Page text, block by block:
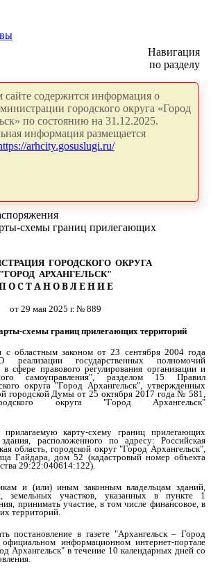
Навигация
по разделу
содержится информация о
городского округа «Город
по состоянию на 31.12.2025.
информация размещается
arhcity.gosuslugi.ru/
схемы границ прилегающих
ГОРОДСКОГО ОКРУГА
"ГОРОД АРХАНГЕЛЬСК"
О С Т А Н О В Л Е Н И Е
от 29 мая 2025 г. № 889
схемы границ прилегающих территорий
с областным законом от 23 сентября 2004 года
государственных полномочий
в сфере правового регулирования организации и
самоуправления", разделом 15 Правил
округа "Город Архангельск", утвержденных
городской Думы от 25 октября 2017 года № 581,
округа "Город Архангельск"
прилагаемую карту-схему границ прилегающих
расположенного по адресу: Российская
область, городской округ "Город Архангельск",
Гайдара, дом 52 (кадастровый номер объекта
29:22:040614:122).
и (или) иным законным владельцам зданий,
земельных участков, указанных в пункте 1
принимать участие, в том числе финансовое, в
территорий.
постановление в газете "Архангельск – Город
информационном интернет-портале
Архангельск" в течение 10 календарных дней со